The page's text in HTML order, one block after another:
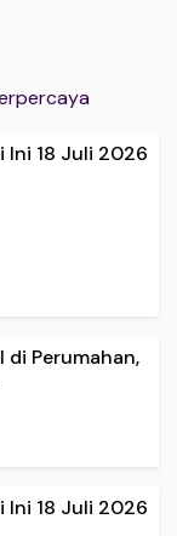
Ini 18 Juli 2026
di Perumahan,
Ini 18 Juli 2026